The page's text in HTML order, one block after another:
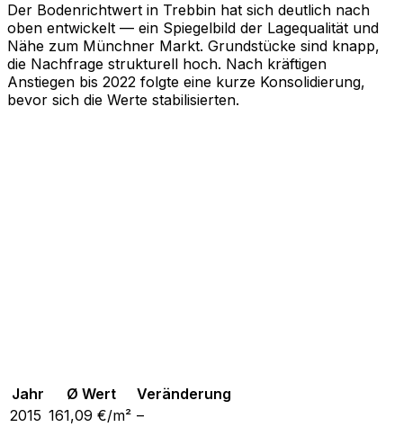
Der Bodenrichtwert in Trebbin hat sich deutlich nach
oben entwickelt — ein Spiegelbild der Lagequalität und
Nähe zum Münchner Markt. Grundstücke sind knapp,
die Nachfrage strukturell hoch. Nach kräftigen
Anstiegen bis 2022 folgte eine kurze Konsolidierung,
bevor sich die Werte stabilisierten.
Jahr Ø Wert
Veränderung
2015 161,09 €/m² –